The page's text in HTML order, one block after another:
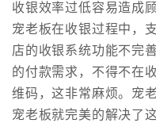
收银效率过低容易造成
宠老板在收银过程中，
店的收银系统功能不完
的付款需求，不得不在
维码，这非常麻烦。宠
宠老板就完美的解决了